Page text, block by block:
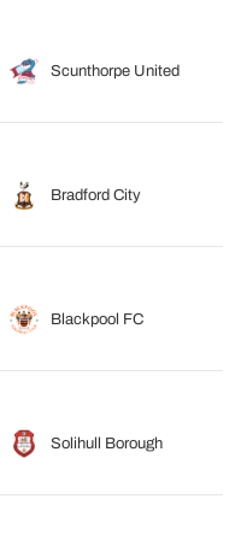
Scunthorpe United
Bradford City
Blackpool FC
Solihull Borough